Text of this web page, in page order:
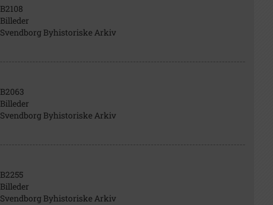
B2108
Billeder
Svendborg Byhistoriske Arkiv
B2063
Billeder
Svendborg Byhistoriske Arkiv
B2255
Billeder
Svendborg Byhistoriske Arkiv